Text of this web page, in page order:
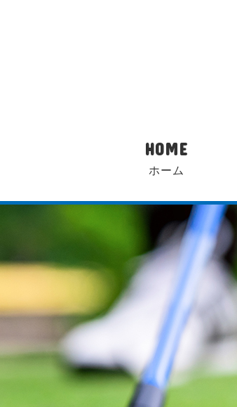
HOME
ホーム